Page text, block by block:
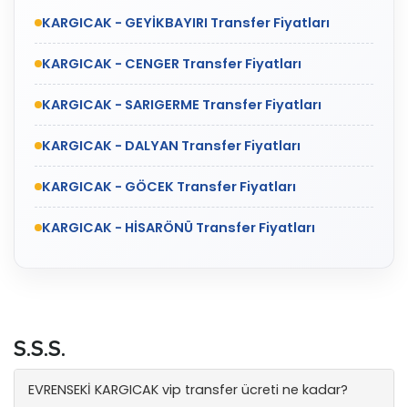
KARGICAK - GEYİKBAYIRI Transfer Fiyatları
KARGICAK - CENGER Transfer Fiyatları
KARGICAK - SARIGERME Transfer Fiyatları
KARGICAK - DALYAN Transfer Fiyatları
KARGICAK - GÖCEK Transfer Fiyatları
KARGICAK - HİSARÖNÜ Transfer Fiyatları
S.S.S.
EVRENSEKİ KARGICAK vip transfer ücreti ne kadar?